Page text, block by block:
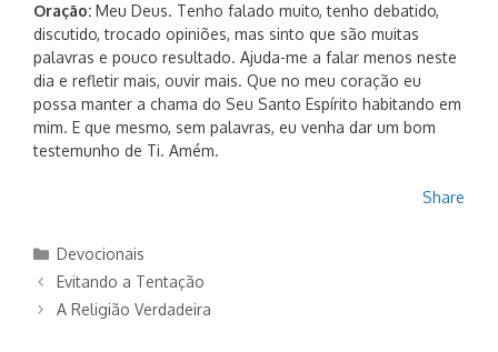
Oração: Meu Deus. Tenho falado muito, tenho debatido,
discutido, trocado opiniões, mas sinto que são muitas
palavras e pouco resultado. Ajuda-me a falar menos neste
dia e refletir mais, ouvir mais. Que no meu coração eu
possa manter a chama do Seu Santo Espírito habitando em
mim. E que mesmo, sem palavras, eu venha dar um bom
testemunho de Ti. Amém.
Share
Categorias
Devocionais
Evitando a Tentação
A Religião Verdadeira